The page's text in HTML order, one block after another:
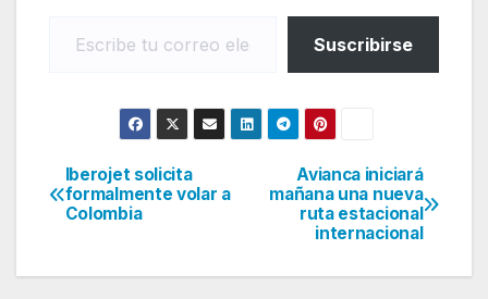
Suscribirse
Navegación
de
entradas
Avianca iniciará
mañana una nueva
ruta estacional
internacional
Iberojet solicita
formalmente volar a
Colombia